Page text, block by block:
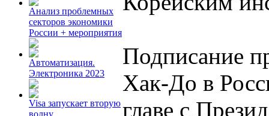
Анализ проблемных
секторов экономики
России + мероприятия
Автоматизация.
Электроника 2023
Visa запускает вторую
волну
Подписание
Хак-До в
главе с